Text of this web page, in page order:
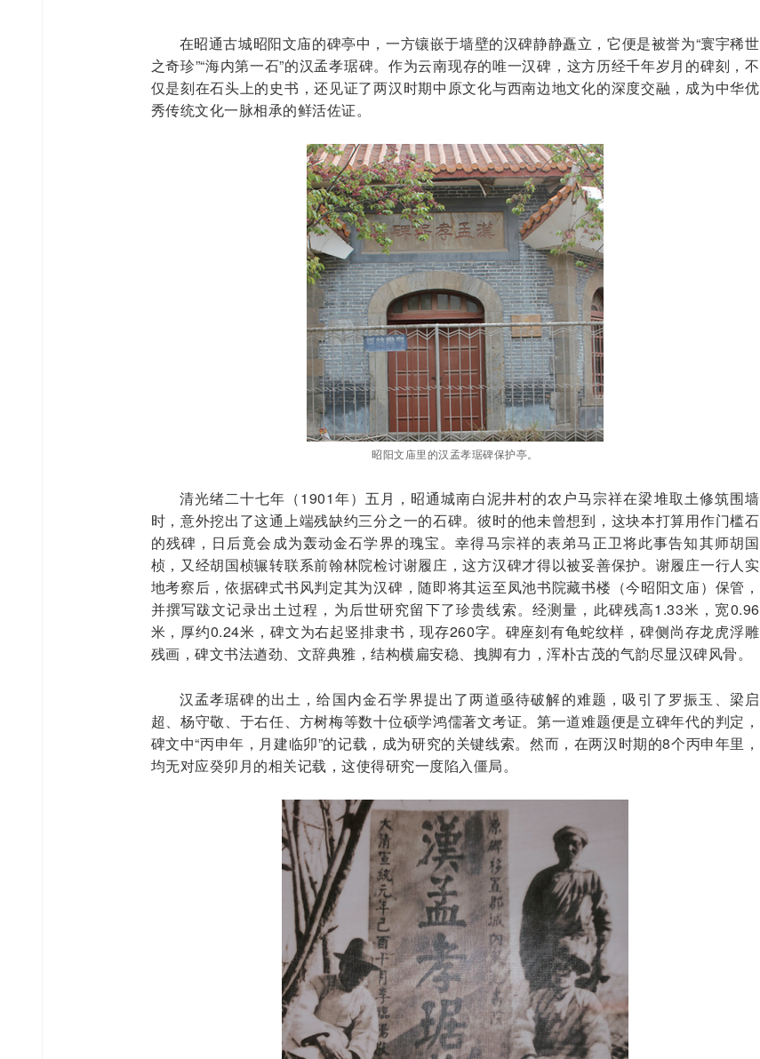
在昭通古城昭阳文庙的碑亭中，一方镶嵌于墙壁的汉碑静静矗立，它便是被誉为“寰宇稀世
之奇珍”“海内第一石”的汉孟孝琚碑。作为云南现存的唯一汉碑，这方历经千年岁月的碑刻，不
仅是刻在石头上的史书，还见证了两汉时期中原文化与西南边地文化的深度交融，成为中华优
秀传统文化一脉相承的鲜活佐证。
昭阳文庙里的汉孟孝琚碑保护亭。
清光绪二十七年（1901年）五月，昭通城南白泥井村的农户马宗祥在梁堆取土修筑围墙
时，意外挖出了这通上端残缺约三分之一的石碑。彼时的他未曾想到，这块本打算用作门槛石
的残碑，日后竟会成为轰动金石学界的瑰宝。幸得马宗祥的表弟马正卫将此事告知其师胡国
桢，又经胡国桢辗转联系前翰林院检讨谢履庄，这方汉碑才得以被妥善保护。谢履庄一行人实
地考察后，依据碑式书风判定其为汉碑，随即将其运至凤池书院藏书楼（今昭阳文庙）保管，
并撰写跋文记录出土过程，为后世研究留下了珍贵线索。经测量，此碑残高1.33米，宽0.96
米，厚约0.24米，碑文为右起竖排隶书，现存260字。碑座刻有龟蛇纹样，碑侧尚存龙虎浮雕
残画，碑文书法遒劲、文辞典雅，结构横扁安稳、拽脚有力，浑朴古茂的气韵尽显汉碑风骨。
汉孟孝琚碑的出土，给国内金石学界提出了两道亟待破解的难题，吸引了罗振玉、梁启
超、杨守敬、于右任、方树梅等数十位硕学鸿儒著文考证。第一道难题便是立碑年代的判定，
碑文中“丙申年，月建临卯”的记载，成为研究的关键线索。然而，在两汉时期的8个丙申年里，
均无对应癸卯月的相关记载，这使得研究一度陷入僵局。